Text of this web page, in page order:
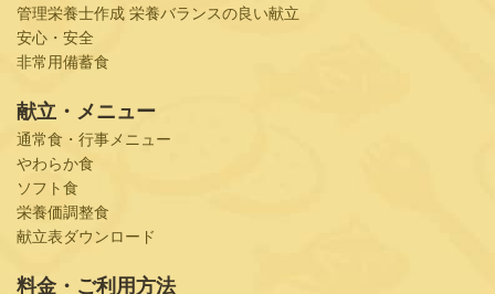
管理栄養士作成 栄養バランスの良い献立
安心・安全
非常用備蓄食
献立・メニュー
通常食・行事メニュー
やわらか食
ソフト食
栄養価調整食
献立表ダウンロード
料金・ご利用方法